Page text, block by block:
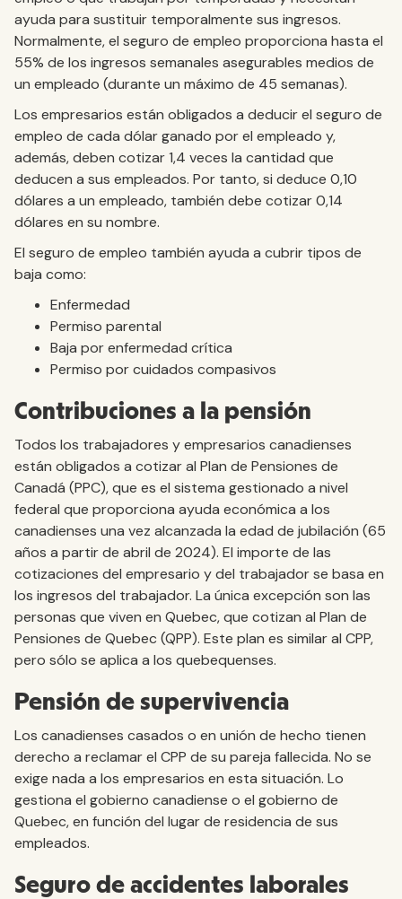
ayuda para sustituir temporalmente sus ingresos.
Normalmente, el seguro de empleo proporciona hasta el
55% de los ingresos semanales asegurables medios de
un empleado (durante un máximo de 45 semanas).
Los empresarios están obligados a deducir el seguro de
empleo de cada dólar ganado por el empleado y,
además, deben cotizar 1,4 veces la cantidad que
deducen a sus empleados. Por tanto, si deduce 0,10
dólares a un empleado, también debe cotizar 0,14
dólares en su nombre.
El seguro de empleo también ayuda a cubrir tipos de
baja como:
Enfermedad
Permiso parental
Baja por enfermedad crítica
Permiso por cuidados compasivos
Contribuciones a la pensión
Todos los trabajadores y empresarios canadienses
están obligados a cotizar al Plan de Pensiones de
Canadá (PPC), que es el sistema gestionado a nivel
federal que proporciona ayuda económica a los
canadienses una vez alcanzada la edad de jubilación (65
años a partir de abril de 2024). El importe de las
cotizaciones del empresario y del trabajador se basa en
los ingresos del trabajador. La única excepción son las
personas que viven en Quebec, que cotizan al Plan de
Pensiones de Quebec (QPP). Este plan es similar al CPP,
pero sólo se aplica a los quebequenses.
Pensión de supervivencia
Los canadienses casados o en unión de hecho tienen
derecho a reclamar el CPP de su pareja fallecida. No se
exige nada a los empresarios en esta situación. Lo
gestiona el gobierno canadiense o el gobierno de
Quebec, en función del lugar de residencia de sus
empleados.
Seguro de accidentes laborales